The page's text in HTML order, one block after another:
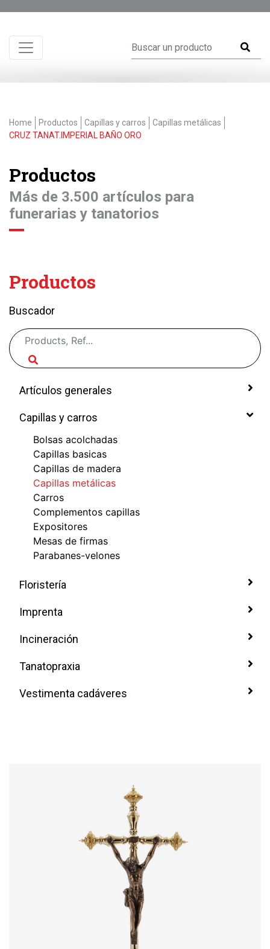
Home Productos Capillas y carros
Capillas metálicas
CRUZ TANAT.IMPERIAL BAÑO ORO
Productos
Más de 3.500 artículos para
funerarias y tanatorios
Productos
Buscador
Artículos generales
Capillas y carros
Bolsas acolchadas
Capillas basicas
Capillas de madera
Capillas metálicas
Carros
Complementos capillas
Expositores
Mesas de firmas
Parabanes-velones
Floristería
Imprenta
Incineración
Tanatopraxia
Vestimenta cadáveres